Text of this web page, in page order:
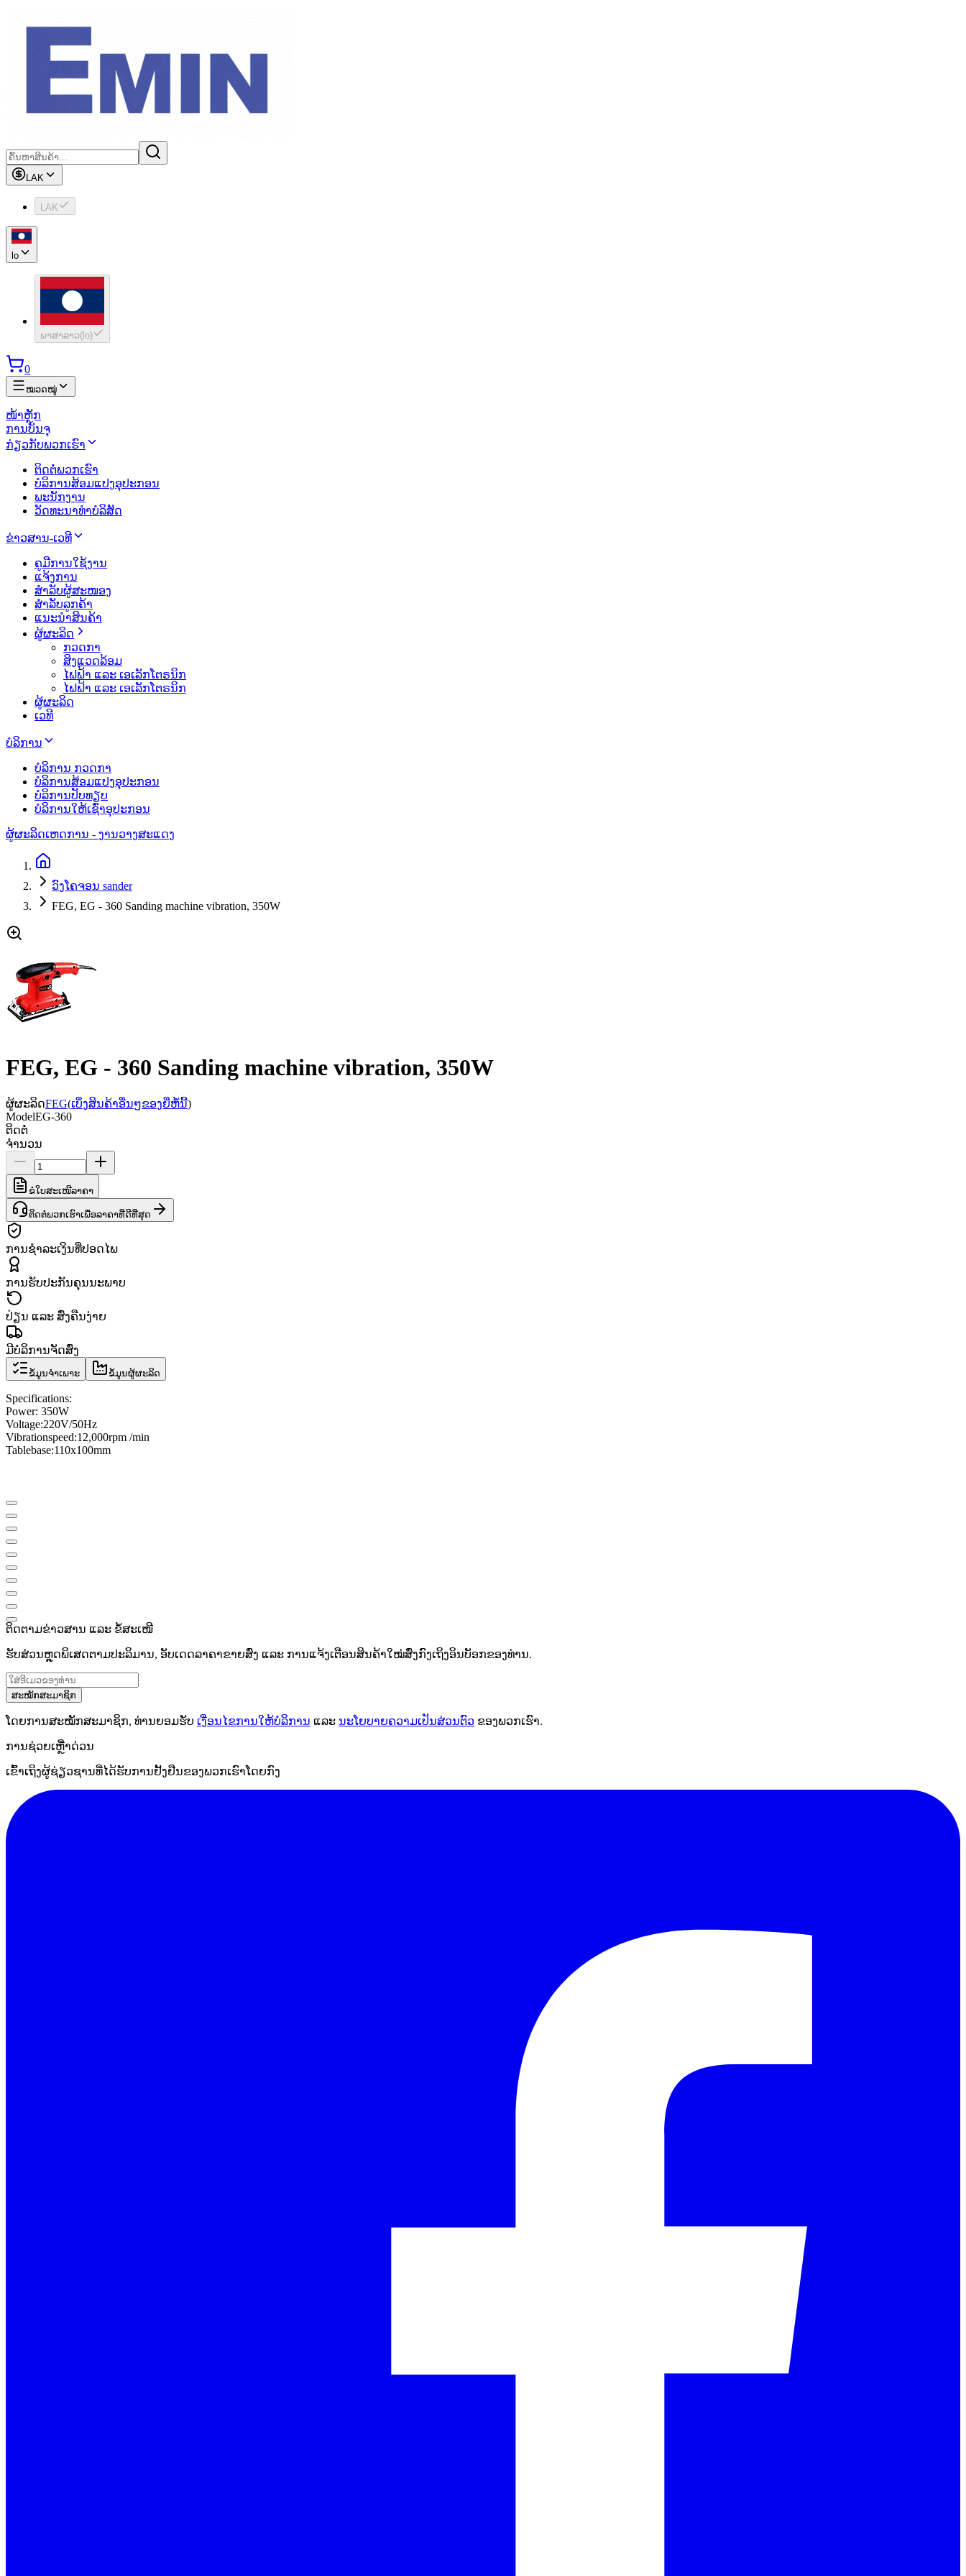
LAK
LAK
lo
ພາສາລາວ( lo)
0
ໝວດໝູ່
ໜ້າຫຼັກ
ການບັນຈຸ
ກ່ຽວກັບພວກເຮົາ
ຕິດຕໍ່ພວກເຮົາ
ບໍລິການສ້ອມແປງອຸປະກອນ
ພະນັກງານ
ວັດທະນາທຳບໍລິສັດ
ຂ່າວສານ-ເວທີ
ຄູມືການໃຊ້ງານ
ແຈ້ງການ
ສຳລັບຜູ້ສະໜອງ
ສຳລັບລູກຄ້າ
ແນະນຳສິນຄ້າ
ຜູ້ຜະລິດ
ກວດກາ
ສິງແວດລ້ອມ
ໄຟຟ້າ ແລະ ເອເລັກໂຕຣນິກ
ໄຟຟ້າ ແລະ ເອເລັກໂຕຣນິກ
ຜູ້ຜະລິດ
ເວທີ
ບໍລິການ
ບໍລິການ ກວດກາ
ບໍລິການສ້ອມແປງອຸປະກອນ
ບໍລິການປັບທຽບ
ບໍລິການໃຫ້ເຊົ່າອຸປະກອນ
ຜູ້ຜະລິດເຫດການ - ງານວາງສະແດງ
ວົງໂຄຈອນ sander
FEG, EG - 360 Sanding machine vibration, 350W
FEG, EG - 360 Sanding machine vibration, 350W
ຜູ້ຜະລິດFEG(ເບິ່ງສິນຄ້າອື່ນໆຂອງຍີ່ຫໍ້ນີ້)
ModelEG-360
ຕິດຕໍ່
ຈຳນວນ
ຂໍໃບສະເໜີລາຄາ
ຕິດຕໍ່ພວກເຮົາເພື່ອລາຄາທີ່ດີທີ່ສຸດ
ການຊຳລະເງິນທີ່ປອດໄພ
ການຮັບປະກັນຄຸນນະພາບ
ປ່ຽນ ແລະ ສົ່ງຄືນງ່າຍ
ມີບໍລິການຈັດສົ່ງ
ຂໍ້ມູນຈຳເພາະ ຂໍ້ມູນຜູ້ຜະລິດ
Specifications:
Power: 350W
Voltage:220V/50Hz
Vibrationspeed:12,000rpm /min
Tablebase:110x100mm
ຕິດຕາມຂ່າວສານ ແລະ ຂໍ້ສະເໜີ
ຮັບສ່ວນຫຼຸດພິເສດຕາມປະລິມານ, ອັບເດດລາຄາຂາຍສົ່ງ ແລະ ການແຈ້ງເຕືອນສິນຄ້າໃໝ່ສົ່ງກົງເຖິງອິນບັອກຂອງທ່ານ.
ສະໝັກສະມາຊິກ
ໂດຍການສະໝັກສະມາຊິກ, ທ່ານຍອມຮັບ ເງື່ອນໄຂການໃຫ້ບໍລິການ ແລະ ນະໂຍບາຍຄວາມເປັນສ່ວນຕົວ ຂອງພວກເຮົາ.
ການຊ່ວຍເຫຼືໍາດ່ວນ
ເຂົ້າເຖິງຜູ້ຊ່ຽວຊານທີ່ໄດ້ຮັບການຢັ້ງຢືນຂອງພວກເຮົາໂດຍກົງ